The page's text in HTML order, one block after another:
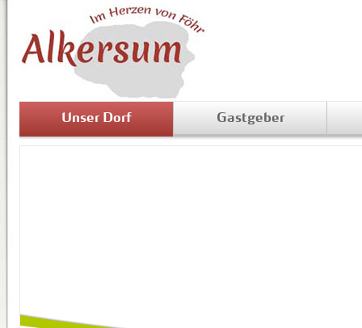
Unser Dorf Gastgeber